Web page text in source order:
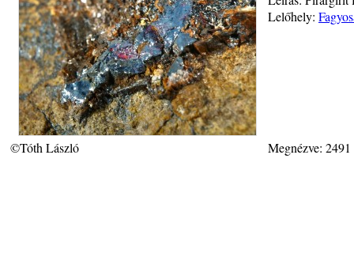
Lelőhely:
©Tóth László Megnézve: